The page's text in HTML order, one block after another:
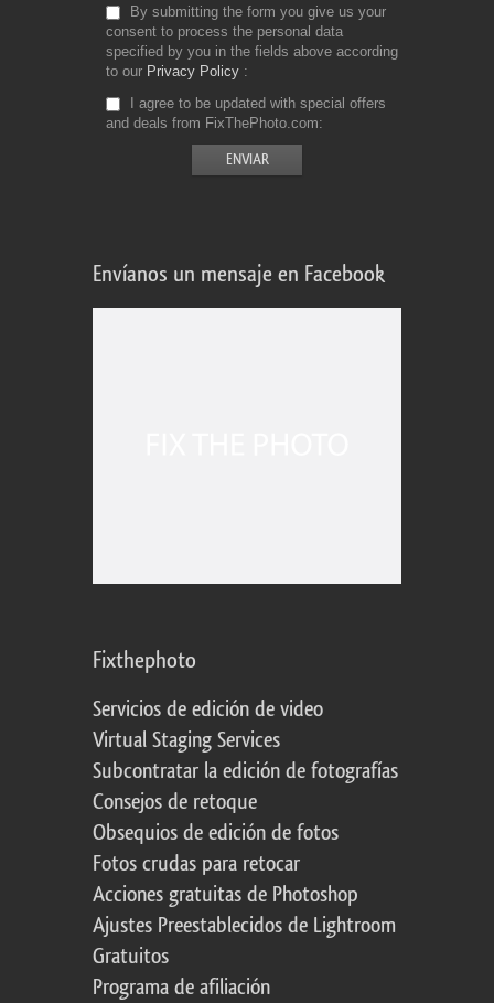
By submitting the form you give us your
consent to process the personal data
specified by you in the fields above according
to our Privacy Policy
I agree to be updated with special offers
and deals from FixThePhoto.com
Envíanos un mensaje en Facebook
Fixthephoto
Servicios de edición de video
Virtual Staging Services
Subcontratar la edición de fotografías
Consejos de retoque
Obsequios de edición de fotos
Fotos crudas para retocar
Acciones gratuitas de Photoshop
Ajustes Preestablecidos de Lightroom
Gratuitos
Programa de afiliación